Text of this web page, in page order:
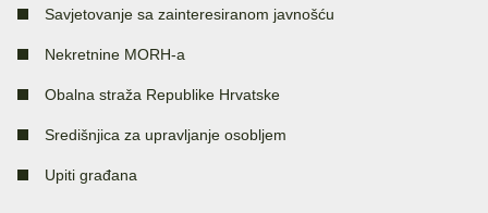
Savjetovanje sa zainteresiranom javnošću
Nekretnine MORH-a
Obalna straža Republike Hrvatske
Središnjica za upravljanje osobljem
Upiti građana